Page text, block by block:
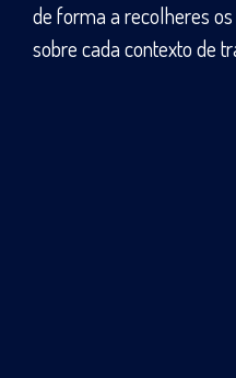
de forma a recolheres
sobre cada contexto de